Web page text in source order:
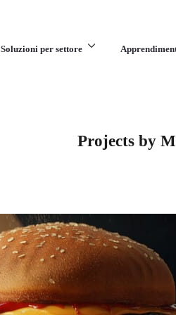
Soluzioni per settore
Projects by